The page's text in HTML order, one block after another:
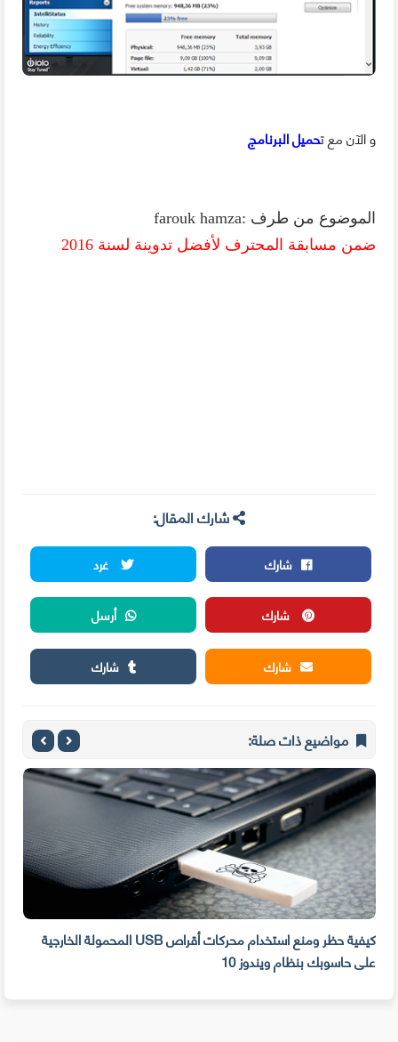
و الآن مع تحميل البرنامج
الموضوع من طرف :farouk hamza
ضمن مسابقة المحترف لأفضل تدوينة لسنة 2016
شارك المقال:
شارك
غرد
شارك
أرسل
شارك
شارك
مواضيع ذات صلة:
كيفية حظر ومنع استخدام محركات أقراص USB المحمولة الخارجية
ويندوز 10
جرب الآن برنامج